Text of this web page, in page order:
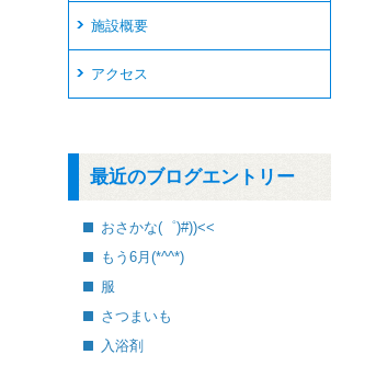
施設概要
アクセス
最近のブログエントリー
おさかな(゜)#))<<
もう6月(*^^*)
服
さつまいも
入浴剤